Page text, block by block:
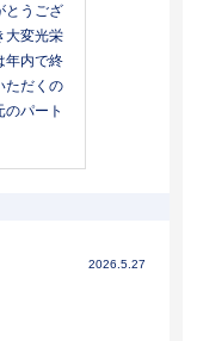
とうござ
大変光栄
年内で終
ただくの
パート
2026.5.27